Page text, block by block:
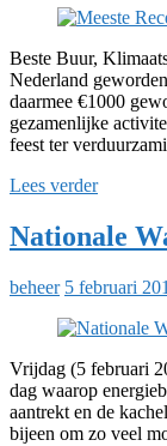
Beste Buur,
Nederland
daarmee €1000
gezamenlijke
feest ter
Lees verder
Nationale
beheer 5 februari
Vrijdag (5 februari
dag waarop
aantrekt en de
bijeen om zo veel